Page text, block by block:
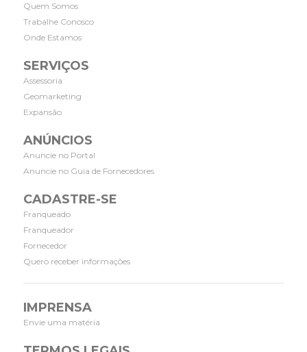
Quem Somos
Trabalhe Conosco
Onde Estamos
SERVIÇOS
Assessoria
Geomarketing
Expansão
ANÚNCIOS
Anuncie no Portal
Anuncie no Guia de Fornecedores
CADASTRE-SE
Franqueado
Franqueador
Fornecedor
Quero receber informações
IMPRENSA
Envie uma matéria